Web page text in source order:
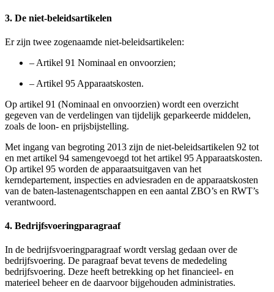
3. De niet-beleidsartikelen
Er zijn twee zogenaamde niet-beleidsartikelen:
– Artikel 91 Nominaal en onvoorzien;
– Artikel 95 Apparaatskosten.
Op artikel 91 (Nominaal en onvoorzien) wordt een overzicht
gegeven van de verdelingen van tijdelijk geparkeerde middelen,
zoals de loon- en prijsbijstelling.
Met ingang van begroting 2013 zijn de niet-beleidsartikelen 92 tot
en met artikel 94 samengevoegd tot het artikel 95 Apparaatskosten.
Op artikel 95 worden de apparaatsuitgaven van het
kerndepartement, inspecties en adviesraden en de apparaatskosten
van de baten-lastenagentschappen en een aantal ZBO’s en RWT’s
verantwoord.
4. Bedrijfsvoeringparagraaf
In de bedrijfsvoeringparagraaf wordt verslag gedaan over de
bedrijfsvoering. De paragraaf bevat tevens de mededeling
bedrijfsvoering. Deze heeft betrekking op het financieel- en
materieel beheer en de daarvoor bijgehouden administraties.